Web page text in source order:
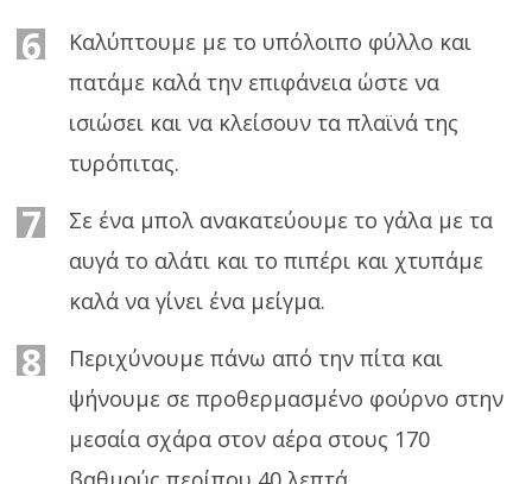
6
Καλύπτουμε με το υπόλοιπο φύλλο και
πατάμε καλά την επιφάνεια ώστε να
ισιώσει και να κλείσουν τα πλαϊνά της
τυρόπιτας.
7
Σε ένα μπολ ανακατεύουμε το γάλα με τα
αυγά το αλάτι και το πιπέρι και χτυπάμε
καλά να γίνει ένα μείγμα.
8
Περιχύνουμε πάνω από την πίτα και
ψήνουμε σε προθερμασμένο φούρνο στην
μεσαία σχάρα στον αέρα στους 170